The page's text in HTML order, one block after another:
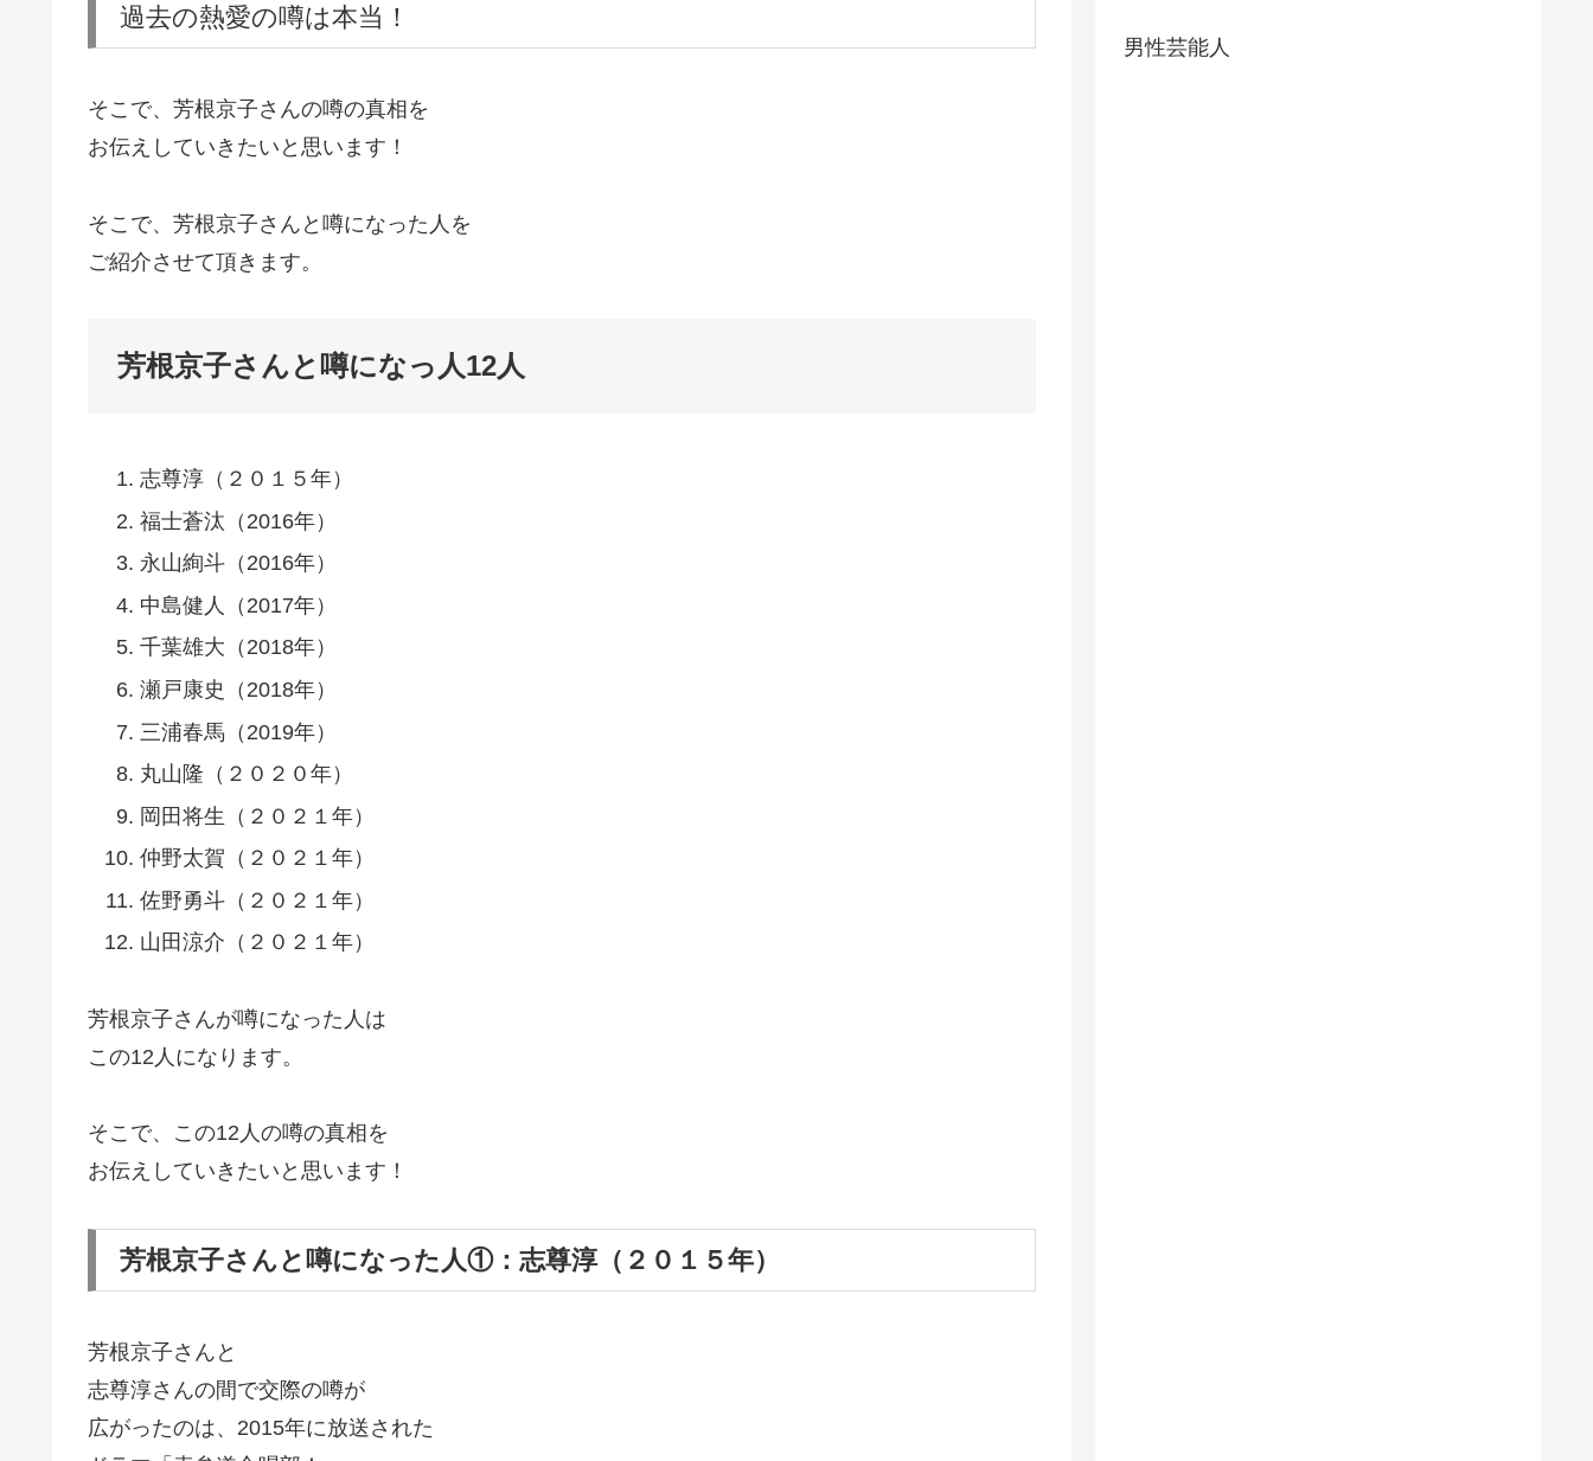
過去の熱愛の噂は本当！
そこで、芳根京子さんの噂の真相を
お伝えしていきたいと思います！
そこで、芳根京子さんと噂になった人を
ご紹介させて頂きます。
芳根京子さんと噂になっ人12人
志尊淳（２０１５年）
福士蒼汰（2016年）
永山絢斗（2016年）
中島健人（2017年）
千葉雄大（2018年）
瀬戸康史（2018年）
三浦春馬（2019年）
丸山隆（２０２０年）
岡田将生（２０２１年）
仲野太賀（２０２１年）
佐野勇斗（２０２１年）
山田涼介（２０２１年）
芳根京子さんが噂になった人は
この12人になります。
そこで、この12人の噂の真相を
お伝えしていきたいと思います！
芳根京子さんと噂になった人①： 志尊淳（２０１５年）
芳根京子さんと
志尊淳さんの間で交際の噂が
広がったのは、2015年に放送された
男性芸能人